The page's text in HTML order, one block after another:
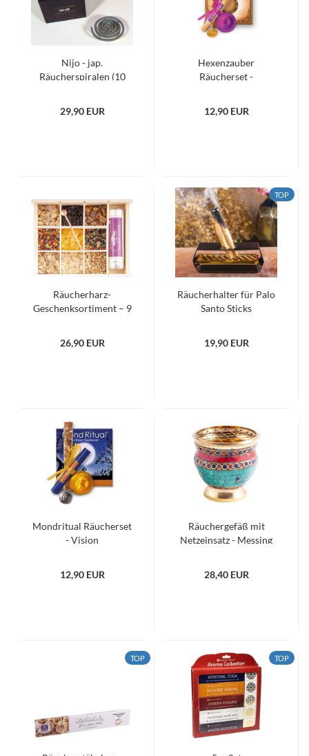
Nijo - jap.
Räucherspiralen (10
29,90 EUR
Hexenzauber
Räucherset -
12,90 EUR
Räucherharz-
Geschenksortiment – 9
26,90 EUR
TOP
Räucherhalter für Palo
Santo Sticks
19,90 EUR
Mondritual Räucherset
- Vision
12,90 EUR
Räuchergefäß mit
Netzeinsatz - Messing
28,40 EUR
TOP TOP